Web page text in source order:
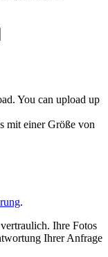
You can upload up
mit einer Größe von
.
Ihre Fotos
Ihrer Anfrage